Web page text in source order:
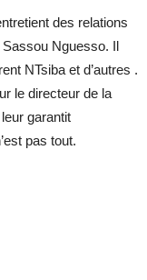
des relations
Nguesso. Il
NTsiba et d’autres .
le directeur de la
garantit
pas tout.